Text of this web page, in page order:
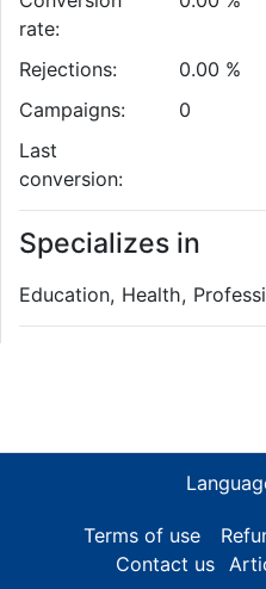
rate:
Rejections:
0.00 %
Campaigns:
0
Last
conversion:
Specializes in
Education, Health,
Terms of use
Contact us